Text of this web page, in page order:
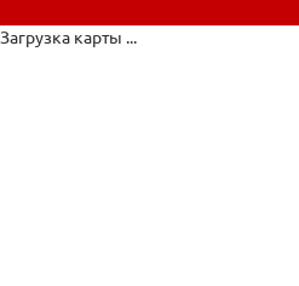
Загрузка карты ...